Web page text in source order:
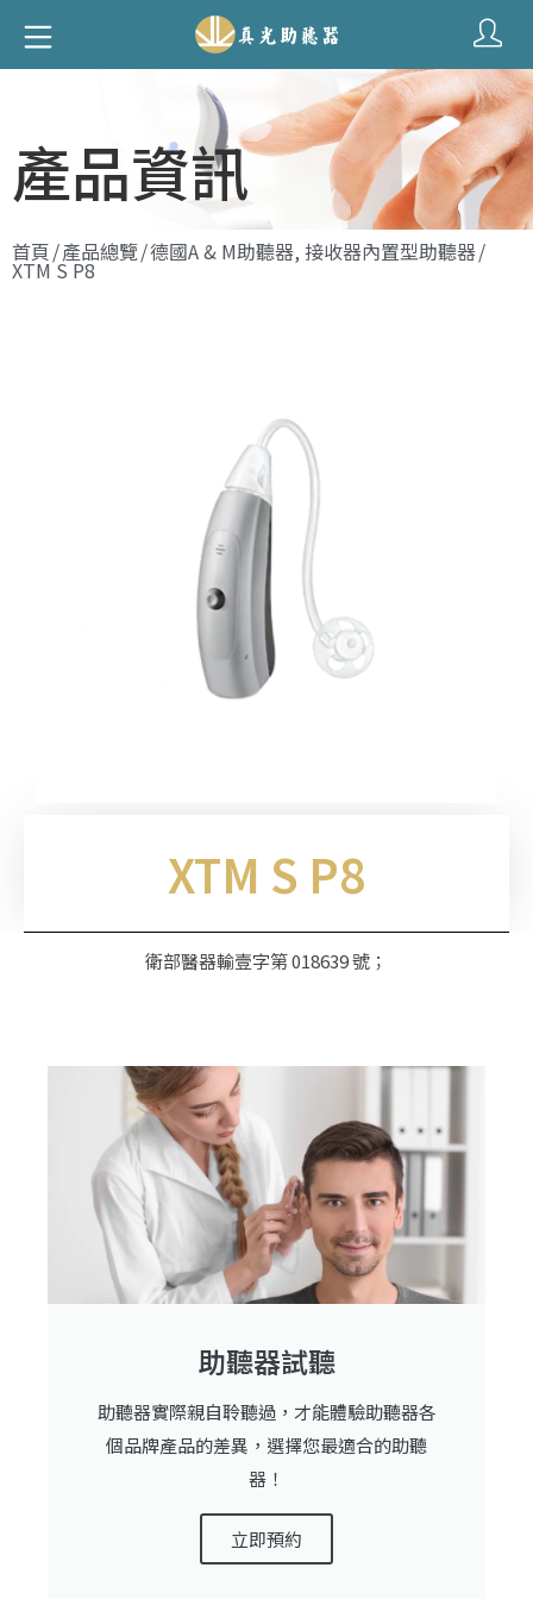
產品資訊
首頁/產品總覽/德國A & M助聽器, 接收器內置型助聽器/
XTM S P8
XTM S P8
衛部醫器輸壹字第 018639 號；
助聽器試聽
助聽器實際親自聆聽過，才能體驗助聽器各
個品牌產品的差異，選擇您最適合的助聽
器！
立即預約